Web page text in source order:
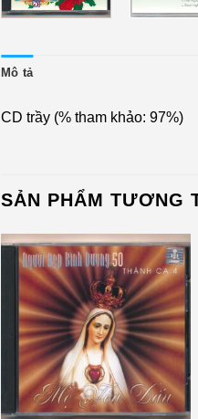
Mô tả
CD trầy (% tham khảo: 97%)
SẢN PHẨM TƯƠNG